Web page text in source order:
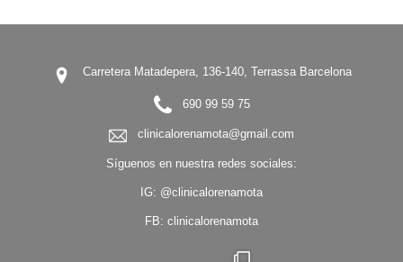
Carretera Matadepera, 136-140, Terrassa Barcelona
690 99 59 75
clinicalorenamota@gmail.com
Síguenos en nuestra redes sociales:
IG: @clinicalorenamota
FB: clinicalorenamota